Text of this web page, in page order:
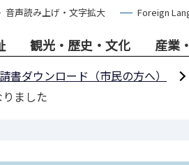
音声読み上げ・文字拡大 Foreign
観光・歴史・文化 産業
書ダウンロード（市民の方へ）
ました